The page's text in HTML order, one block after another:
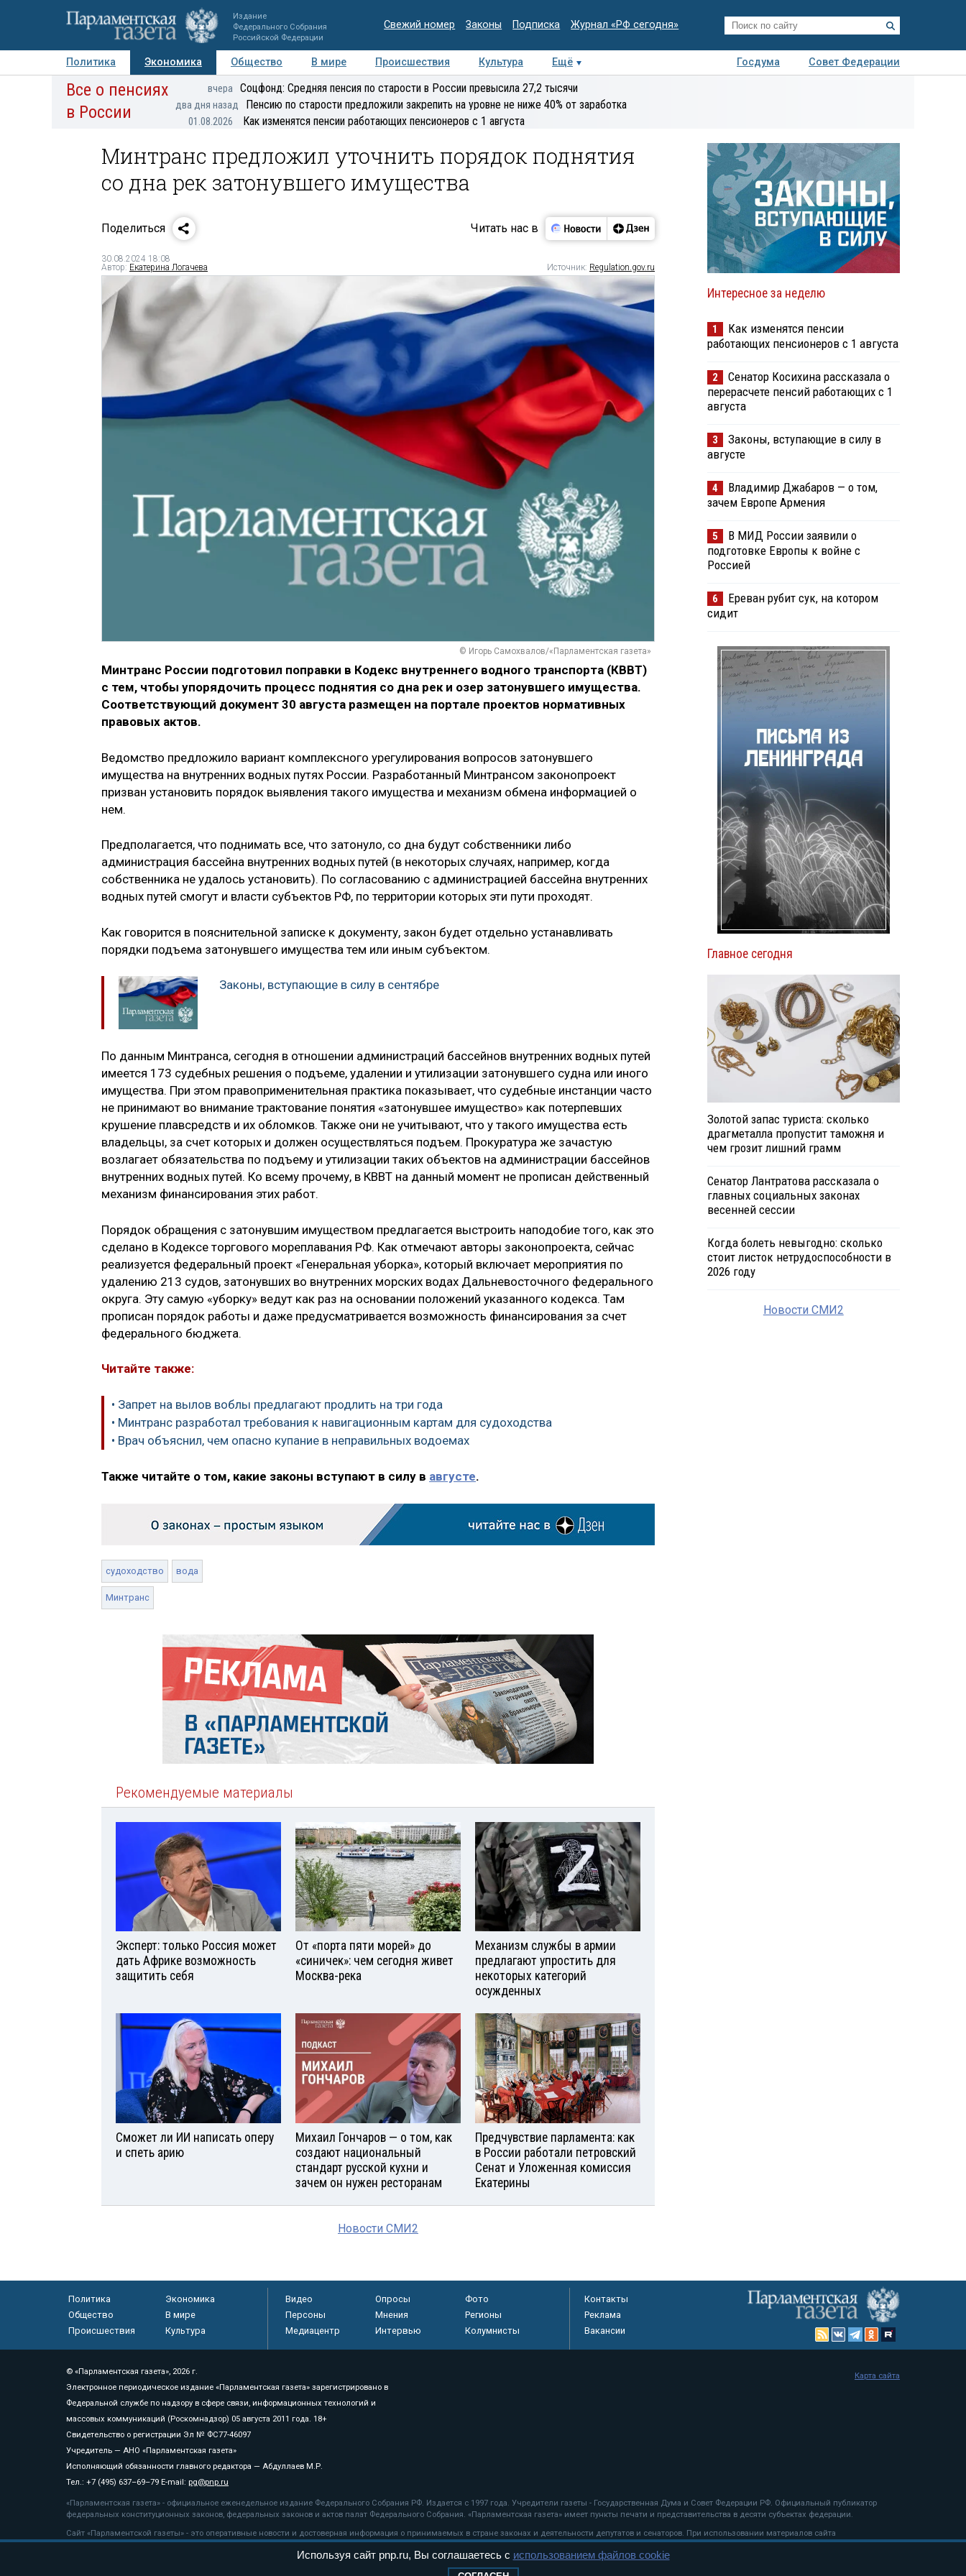
Издание
Федерального Собрания
Российской Федерации
Свежий номер Законы Подписка Журнал «РФ сегодня»
Политика Экономика Общество В мире Происшествия Культура Ещё Госдума
Совет Федерации
Авторы Персоны Мнения Регионы Медиацентр Интервью Колумнисты
экспертиза
Все о пенсиях
в России
вчера Соцфонд: Средняя пенсия по старости в России превысила 27,2 тысячи
два дня назад Пенсию по старости предложили закрепить на уровне не ниже 40% от заработка
01.08.2026 Как изменятся пенсии работающих пенсионеров с 1 августа
Минтранс предложил уточнить порядок поднятия
со дна рек затонувшего имущества
Поделиться Читать нас в
30.08.2024 18:08
Автор: Екатерина Логачева Источник: Regulation.gov.ru
© Игорь Самохвалов/«Парламентская газета»
Минтранс России подготовил поправки в Кодекс внутреннего водного транспорта (КВВТ)
с тем, чтобы упорядочить процесс поднятия со дна рек и озер затонувшего имущества.
Соответствующий документ 30 августа размещен на портале проектов нормативных
правовых актов.
Ведомство предложило вариант комплексного урегулирования вопросов затонувшего
имущества на внутренних водных путях России. Разработанный Минтрансом законопроект
призван установить порядок выявления такого имущества и механизм обмена информацией о
нем.
Предполагается, что поднимать все, что затонуло, со дна будут собственники либо
администрация бассейна внутренних водных путей (в некоторых случаях, например, когда
собственника не удалось установить). По согласованию с администрацией бассейна внутренних
водных путей смогут и власти субъектов РФ, по территории которых эти пути проходят.
Как говорится в пояснительной записке к документу, закон будет отдельно устанавливать
порядки подъема затонувшего имущества тем или иным субъектом.
Законы, вступающие в силу в сентябре
По данным Минтранса, сегодня в отношении администраций бассейнов внутренних водных путей
имеется 173 судебных решения о подъеме, удалении и утилизации затонувшего судна или иного
имущества. При этом правоприменительная практика показывает, что судебные инстанции часто
не принимают во внимание трактование понятия «затонувшее имущество» как потерпевших
крушение плавсредств и их обломков. Также они не учитывают, что у такого имущества есть
владельцы, за счет которых и должен осуществляться подъем. Прокуратура же зачастую
возлагает обязательства по подъему и утилизации таких объектов на администрации бассейнов
внутренних водных путей. Ко всему прочему, в КВВТ на данный момент не прописан действенный
механизм финансирования этих работ.
Порядок обращения с затонувшим имуществом предлагается выстроить наподобие того, как это
сделано в Кодексе торгового мореплавания РФ. Как отмечают авторы законопроекта, сейчас
реализуется федеральный проект «Генеральная уборка», который включает мероприятия по
удалению 213 судов, затонувших во внутренних морских водах Дальневосточного федерального
округа. Эту самую «уборку» ведут как раз на основании положений указанного кодекса. Там
прописан порядок работы и даже предусматривается возможность финансирования за счет
федерального бюджета.
Читайте также:
• Запрет на вылов воблы предлагают продлить на три года
• Минтранс разработал требования к навигационным картам для судоходства
• Врач объяснил, чем опасно купание в неправильных водоемах
Также читайте о том, какие законы вступают в силу в августе.
судоходство вода
Минтранс
Рекомендуемые материалы
Эксперт: только Россия может
дать Африке возможность
защитить себя
От «порта пяти морей» до
«синичек»: чем сегодня живет
Москва-река
Механизм службы в армии
предлагают упростить для
некоторых категорий
осужденных
Сможет ли ИИ написать оперу
и спеть арию
Михаил Гончаров — о том, как
создают национальный
стандарт русской кухни и
зачем он нужен ресторанам
Предчувствие парламента: как
в России работали петровский
Сенат и Уложенная комиссия
Екатерины
Новости СМИ2
Интересное за неделю
1
Как изменятся пенсии
работающих пенсионеров с 1 августа
2
Сенатор Косихина рассказала о
перерасчете пенсий работающих с 1
августа
3
Законы, вступающие в силу в
августе
4
Владимир Джабаров — о том,
зачем Европе Армения
5
В МИД России заявили о
подготовке Европы к войне с
Россией
6
Ереван рубит сук, на котором
сидит
Главное сегодня
Золотой запас туриста: сколько
драгметалла пропустит таможня и
чем грозит лишний грамм
Сенатор Лантратова рассказала о
главных социальных законах
весенней сессии
Когда болеть невыгодно: сколько
стоит листок нетрудоспособности в
2026 году
Новости СМИ2
Политика
Экономика
Общество
В мире
Происшествия
Культура
Видео Опросы
Фото
Персоны
Мнения
Регионы
Медиацентр
Интервью Колумнисты
Контакты
Реклама
Вакансии
© «Парламентская газета», 2026 г.
Электронное периодическое издание «Парламентская газета» зарегистрировано в
Федеральной службе по надзору в сфере связи, информационных технологий и
массовых коммуникаций (Роскомнадзор) 05 августа 2011 года. 18+
Свидетельство о регистрации Эл № ФС77-46097
Учредитель — АНО «Парламентская газета»
Исполняющий обязанности главного редактора — Абдуллаев М.Р.
Тел.: +7 (495) 637–69–79 E-mail: pg@pnp.ru
«Парламентская газета» - официальное еженедельное издание Федерального Собрания РФ. Издается с 1997 года. Учредители газеты - Государственная Дума и Совет Федерации РФ. Официальный публикатор
федеральных конституционных законов, федеральных законов и актов палат Федерального Собрания. «Парламентская газета» имеет пункты печати и представительства в десяти субъектах федерации.
Сайт «Парламентской газеты» - это оперативные новости и достоверная информация о принимаемых в стране законах и деятельности депутатов и сенаторов. При использовании материалов сайта
«Парламентской газеты» активная ссылка на pnp.ru обязательна.
рекомендательные технологии
Карта сайта
Используя сайт pnp.ru, Вы соглашаетесь с использованием файлов cookie